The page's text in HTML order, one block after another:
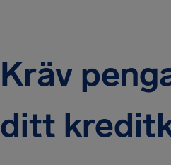
Kräv
ditt